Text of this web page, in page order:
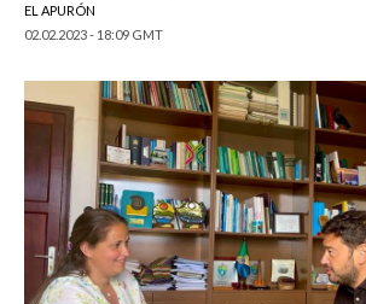
EL APURÓN
02.02.2023 - 18:09 GMT